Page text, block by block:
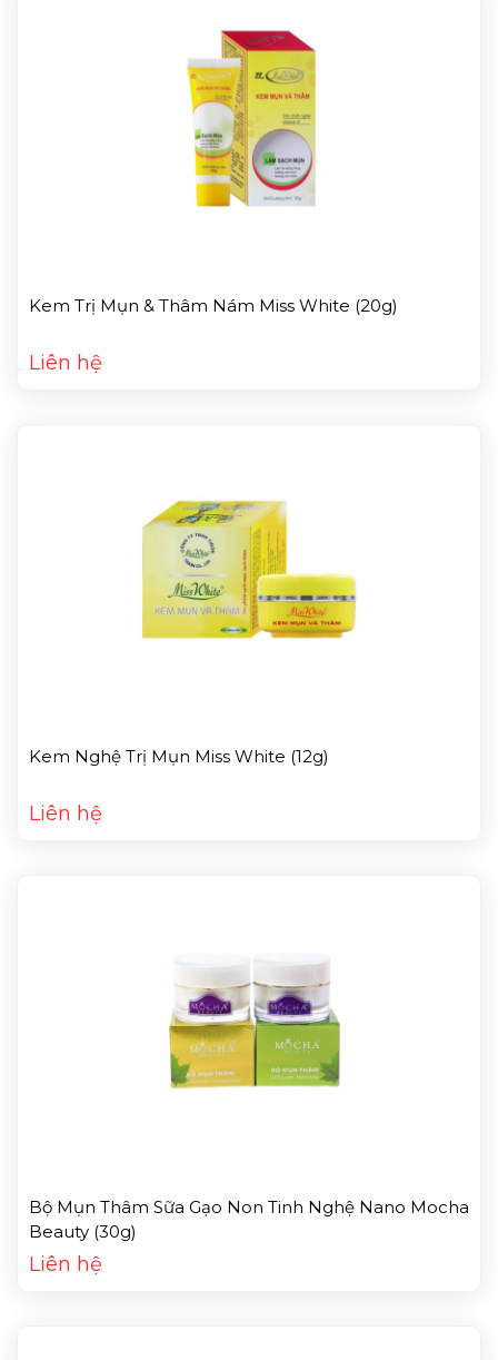
Kem Trị Mụn & Thâm Nám Miss White (20g)
Liên hệ
Kem Nghệ Trị Mụn Miss White (12g)
Liên hệ
Bộ Mụn Thâm Sữa Gạo Non Tinh Nghệ Nano Mocha
Beauty (30g)
Liên hệ